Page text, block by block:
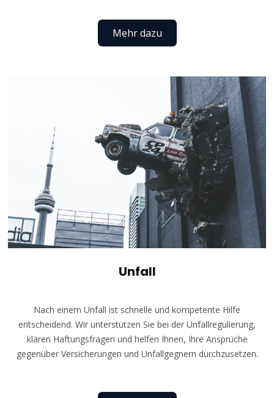
Mehr dazu
Unfall
Nach einem Unfall ist schnelle und kompetente Hilfe
entscheidend. Wir unterstützen Sie bei der Unfallregulierung,
klären Haftungsfragen und helfen Ihnen, Ihre Ansprüche
gegenüber Versicherungen und Unfallgegnern durchzusetzen.